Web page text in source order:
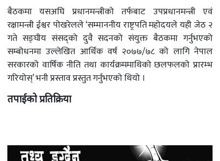
बैठकमा यसअघि प्रधानमन्त्रीको तर्फबाट उपप्रधानमन्त्री एवं
रक्षामन्त्री ईश्वर पोखरेलले ‘सम्माननीय राष्ट्रपति महोदयले यही जेठ २
गते सङ्घीय संसद्को दुवै सदनको संयुक्त बैठकमा गर्नुभएको
सम्बोधनमा उल्लेखित आर्थिक वर्ष २०७७/७८ को लागि नेपाल
सरकारको वार्षिक नीति तथा कार्यक्रममाथिको छलफलको प्रारम्भ
गरियोस्’ भनी प्रस्ताव प्रस्तुत गर्नुभएको थियो ।
तपाईको प्रतिक्रिया